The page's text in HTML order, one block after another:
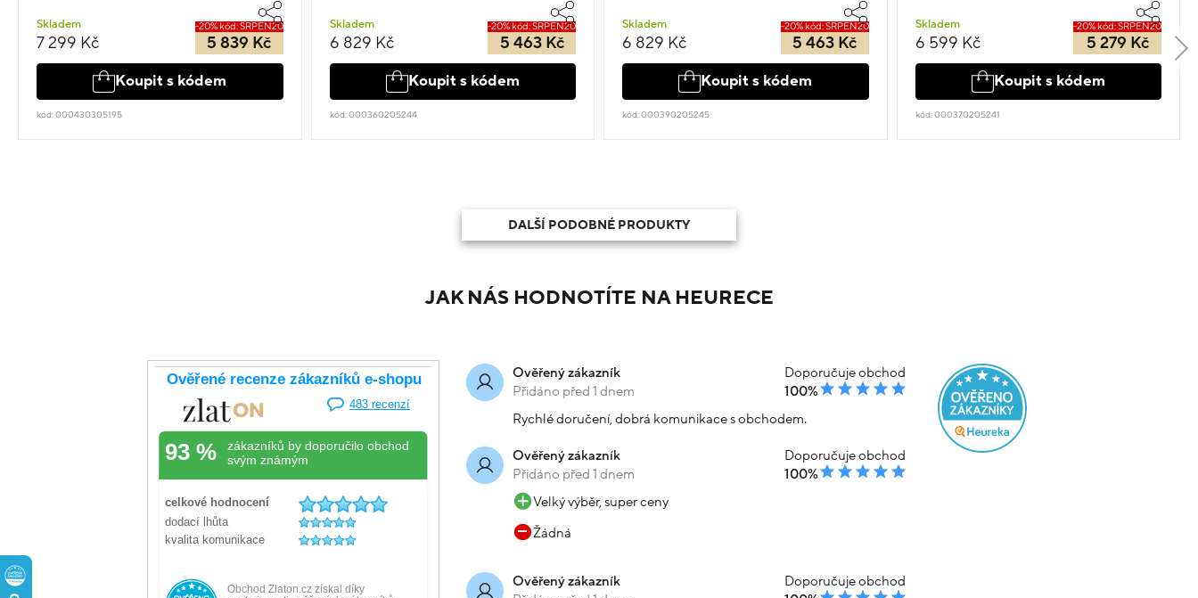
Skladem
7 299 Kč
-20% kód: SRPEN20
5 839 Kč
Koupit s kódem
kód: 000430305195
Skladem
6 829 Kč
-20% kód: SRPEN20
5 463 Kč
Koupit s kódem
kód: 000360205244
Skladem
6 829 Kč
-20% kód: SRPEN20
5 463 Kč
Koupit s kódem
kód: 000390205245
Skladem
6 599 Kč
-20% kód: SRPEN20
5 279 Kč
Koupit s kódem
kód: 000370205241
DALŠÍ PODOBNÉ PRODUKTY
JAK NÁS HODNOTÍTE NA HEURECE
Ověřený zákazník
Přidáno před 1 dnem
Doporučuje obchod
100%
Rychlé doručení, dobrá komunikace s obchodem.
Ověřený zákazník
Přidáno před 1 dnem
Doporučuje obchod
100%
Velký výběr, super ceny
Žádná
Ověřený zákazník
Doporučuje obchod